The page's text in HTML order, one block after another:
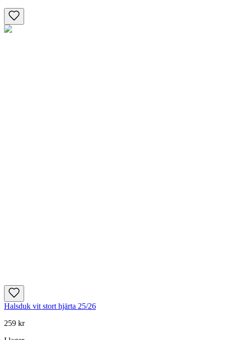
Halsduk vit stort hjärta 25/26
259 kr